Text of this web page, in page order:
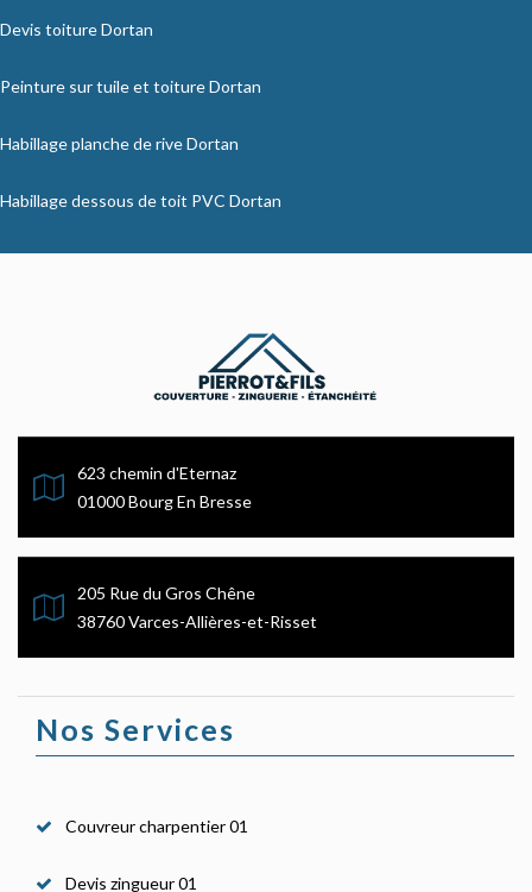
Devis toiture Dortan
Peinture sur tuile et toiture Dortan
Habillage planche de rive Dortan
Habillage dessous de toit PVC Dortan
623 chemin d'Eternaz
01000 Bourg En Bresse
205 Rue du Gros Chêne
38760 Varces-Allières-et-Risset
Nos Services
Couvreur charpentier 01
Devis zingueur 01